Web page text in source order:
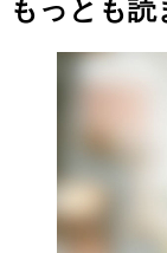
もっとも